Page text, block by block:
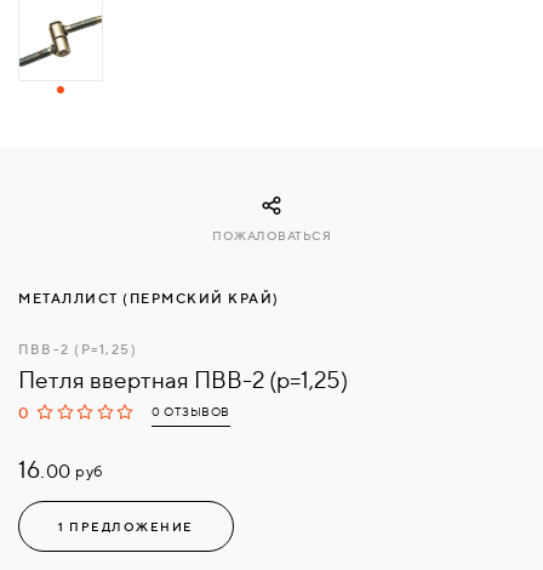
МЕТАЛЛИСТ (ПЕРМСКИЙ КРАЙ)
ПВВ-2 (Р=1,25)
Петля ввертная ПВВ-2 (р=1,25)
0 0 ОТЗЫВОВ
16.00руб
1 ПРЕДЛОЖЕНИЕ
ПОЖАЛОВАТЬСЯ